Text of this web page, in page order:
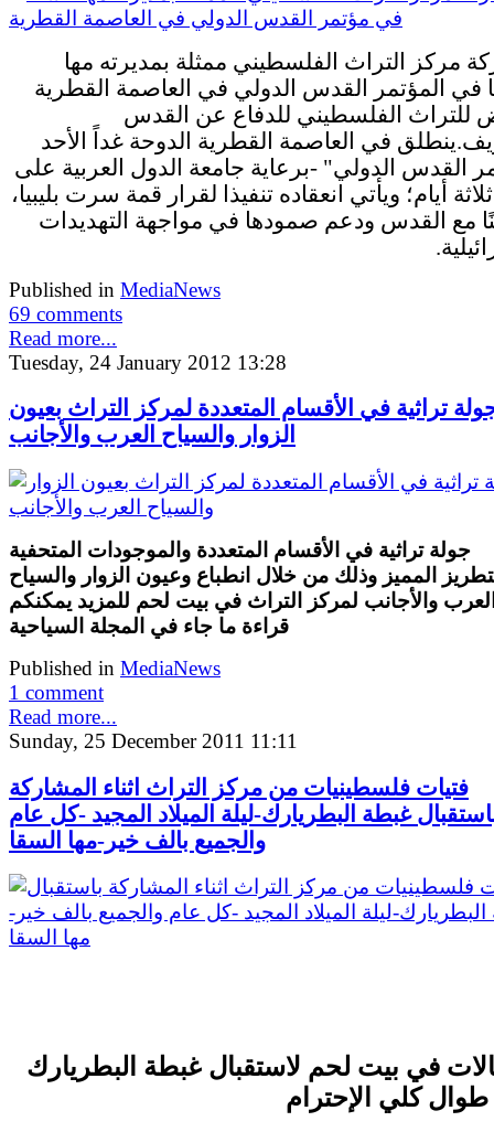
مركز التراث الفلسطيني ممثلة بمديرته مها
في المؤتمر القدس الدولي في العاصمة القطرية
للتراث الفلسطيني للدفاع عن القدس
في العاصمة القطرية الدوحة غداً الأحد
القدس الدولي" -برعاية جامعة الدول العربية على
أيام؛ ويأتي انعقاده تنفيذا لقرار قمة سرت بليبيا،
مع القدس ودعم صمودها في مواجهة التهديدات
Published in MediaNews
69 comments
Read more...
Tuesday, 24 January 2012 13:28
تراثية في الأقسام المتعددة لمركز التراث بعيون
الزوار والسياح العرب والأجانب
جولة تراثية في الأقسام المتعددة والموجودات المتحفية
المميز وذلك من خلال انطباع وعيون الزوار والسياح
والأجانب لمركز التراث في بيت لحم للمزيد يمكنكم
قراءة ما جاء في المجلة السياحية
Published in MediaNews
1 comment
Read more...
Sunday, 25 December 2011 11:11
فتيات فلسطينيات من مركز التراث اثناء المشاركة
غبطة البطريارك-ليلة الميلاد المجيد -كل عام
والجميع بالف خير-مها السقا
في بيت لحم لاستقبال غبطة البطريارك
طوال كلي الإحترام